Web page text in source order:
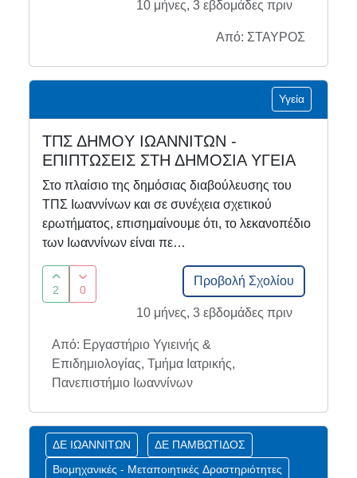
10 μήνες, 3 εβδομάδες πριν
Από: ΣΤΑΥΡΟΣ
Υγεία
ΤΠΣ ΔΗΜΟY ΙΩΑΝΝΙΤΩΝ -
ΕΠΙΠΤΩΣΕΙΣ ΣΤΗ ΔΗΜΟΣΙΑ ΥΓΕΙΑ
Στο πλαίσιο της δημόσιας διαβούλευσης του
ΤΠΣ Ιωαννίνων και σε συνέχεια σχετικού
ερωτήματος, επισημαίνουμε ότι, το λεκανοπέδιο
των Ιωαννίνων είναι πε…
2 0
Προβολή Σχολίου
10 μήνες, 3 εβδομάδες πριν
Από: Εργαστήριο Υγιεινής &
Επιδημιολογίας, Τμήμα Ιατρικής,
Πανεπιστήμιο Ιωαννίνων
ΔΕ ΙΩΑΝΝΙΤΩΝ
ΔΕ ΠΑΜΒΩΤΙΔΟΣ
Βιομηχανικές - Μεταποιητικές Δραστηριότητες